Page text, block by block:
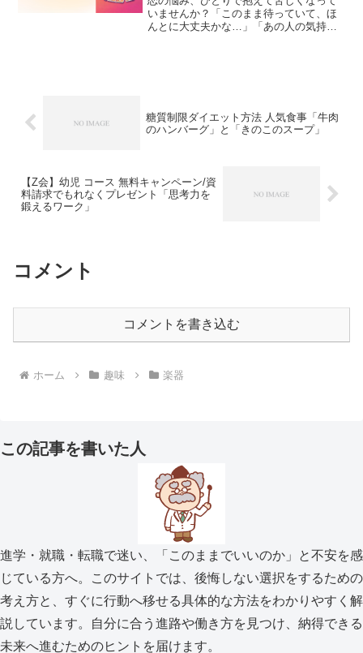
いませんか？「このまま待っていて、ほ
んとに大丈夫かな…」「あの人の気持ち
糖質制限ダイエット方法 人気食事「牛肉
のハンバーグ」と「きのこのスープ」
【Z会】幼児 コース 無料キャンペーン/資
料請求でもれなくプレゼント「思考力を
鍛えるワーク」
コメント
コメントを書き込む
ホーム 趣味 楽器
この記事を書いた人
進学・就職・転職で迷い、「このままでいいのか」と不安を感
じている方へ。このサイトでは、後悔しない選択をするための
考え方と、すぐに行動へ移せる具体的な方法をわかりやすく解
説しています。自分に合う進路や働き方を見つけ、納得できる
未来へ進むためのヒントを届けます。